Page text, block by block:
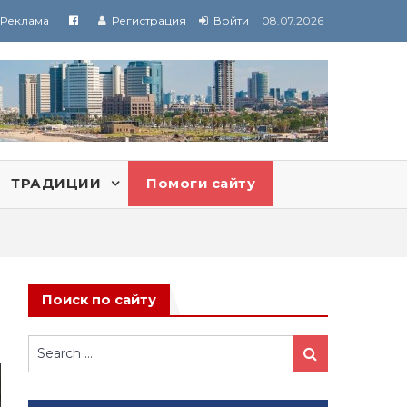
Реклама Регистрация Войти 08.07.2026
ТРАДИЦИИ Помоги сайту
Поиск по сайту
Search
for:
Search